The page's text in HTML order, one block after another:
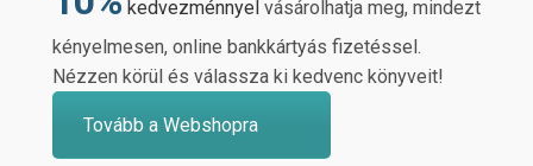
kedvezménnyel vásárolhatja meg, mindezt
kényelmesen, online bankkártyás fizetéssel.
Nézzen körül és válassza ki kedvenc könyveit!
Tovább a Webshopra